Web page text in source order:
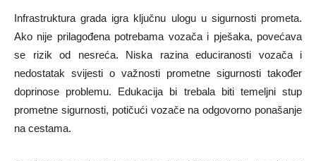
Infrastruktura grada igra ključnu ulogu u sigurnosti prometa.
Ako nije prilagođena potrebama vozača i pješaka, povećava
se rizik od nesreća. Niska razina educiranosti vozača i
nedostatak svijesti o važnosti prometne sigurnosti također
doprinose problemu. Edukacija bi trebala biti temeljni stup
prometne sigurnosti, potičući vozače na odgovorno ponašanje
na cestama.